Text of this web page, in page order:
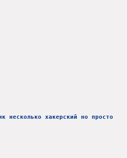
несколько хакерский но просто